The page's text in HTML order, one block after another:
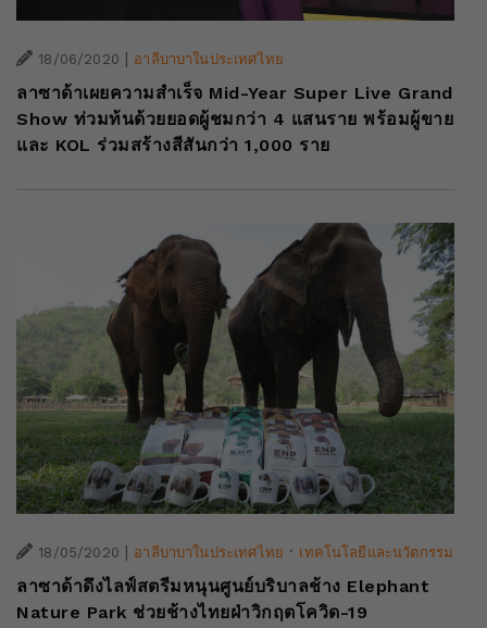
18/06/2020 | อาลีบาบาในประเทศไทย
ลาซาด้าเผยความสำเร็จ Mid-Year Super Live Grand
Show ท่วมท้นด้วยยอดผู้ชมกว่า 4 แสนราย พร้อมผู้ขาย
และ KOL ร่วมสร้างสีสันกว่า 1,000 ราย
18/05/2020 | อาลีบาบาในประเทศไทย · เทคโนโลยีและนวัตกรรม
ลาซาด้าดึงไลฟ์สตรีมหนุนศูนย์บริบาลช้าง Elephant
Nature Park ช่วยช้างไทยฝ่าวิกฤตโควิด-19